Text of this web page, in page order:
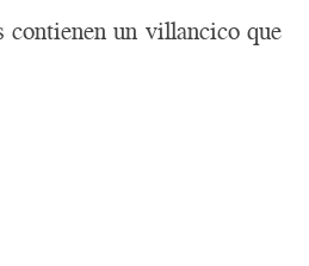
un villancico que